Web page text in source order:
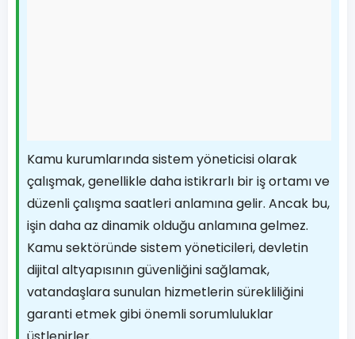
Kamu kurumlarında sistem yöneticisi olarak
çalışmak, genellikle daha istikrarlı bir iş ortamı ve
düzenli çalışma saatleri anlamına gelir. Ancak bu,
işin daha az dinamik olduğu anlamına gelmez.
Kamu sektöründe sistem yöneticileri, devletin
dijital altyapısının güvenliğini sağlamak,
vatandaşlara sunulan hizmetlerin sürekliliğini
garanti etmek gibi önemli sorumluluklar